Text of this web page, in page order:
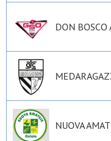
DON BOSCO
NUOVA